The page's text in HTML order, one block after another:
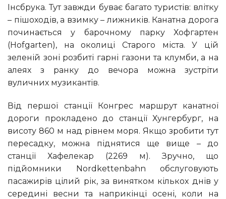
Інсбрука. Тут завжди буває багато туристів: влітку
– пішоходів, а взимку – лижників. Канатна дорога
починається у барочному парку Хофгартен
(Hofgarten), на околиці Старого міста. У цій
зеленій зоні розбиті гарні газони та клумби, а на
алеях з ранку до вечора можна зустріти
вуличних музикантів.
Від першої станції Конгрес маршрут канатної
дороги прокладено до станції Хунгербург, на
висоту 860 м над рівнем моря. Якщо зробити тут
пересадку, можна піднятися ще вище – до
станції Хафелекар (2269 м). Зручно, що
підйомники Nordkettenbahn обслуговують
пасажирів цілий рік, за винятком кількох днів у
середині весни та наприкінці осені, коли на